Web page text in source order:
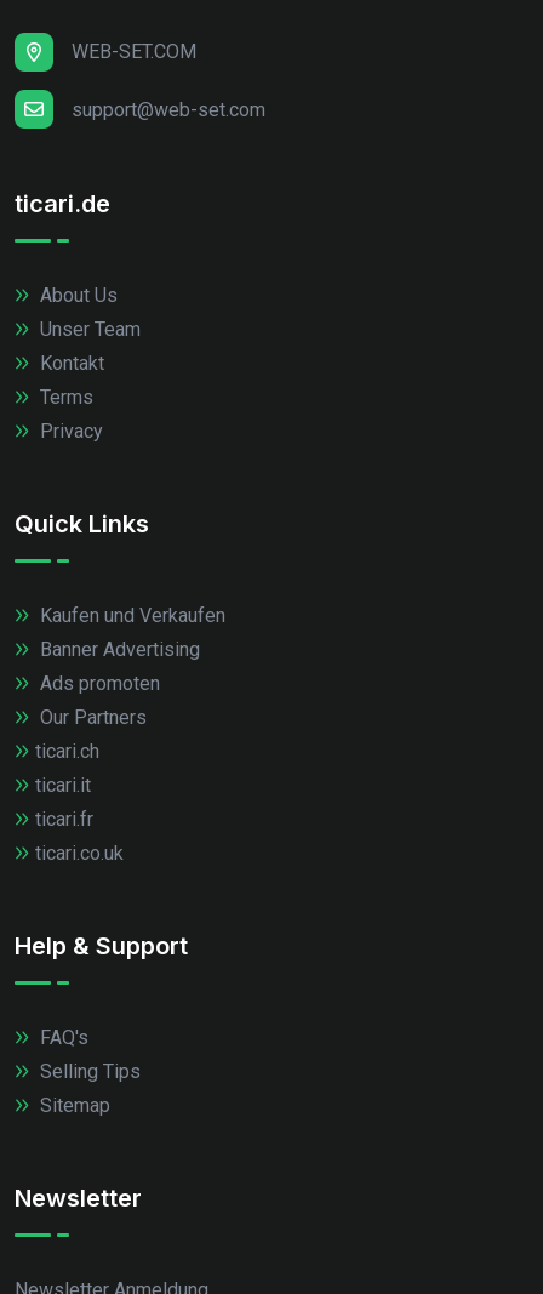
WEB-SET.COM
support@web-set.com
ticari.de
About Us
Unser Team
Kontakt
Terms
Privacy
Quick Links
Kaufen und Verkaufen
Banner Advertising
Ads promoten
Our Partners
ticari.ch
ticari.it
ticari.fr
ticari.co.uk
Help & Support
FAQ's
Selling Tips
Sitemap
Newsletter